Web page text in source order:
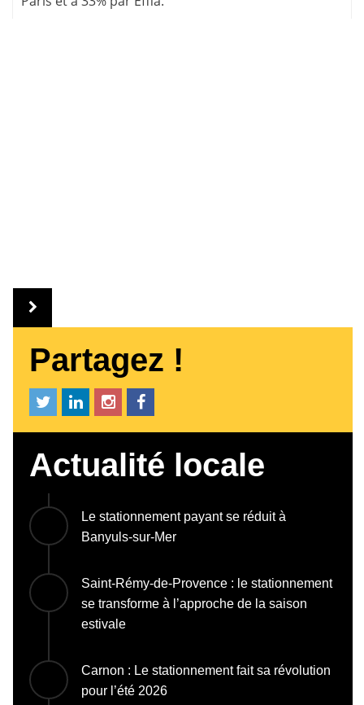
Partagez !
Actualité locale
Le stationnement payant se réduit à
Banyuls-sur-Mer
Saint-Rémy-de-Provence : le stationnement
se transforme à l’approche de la saison
estivale
Carnon : Le stationnement fait sa révolution
pour l’été 2026